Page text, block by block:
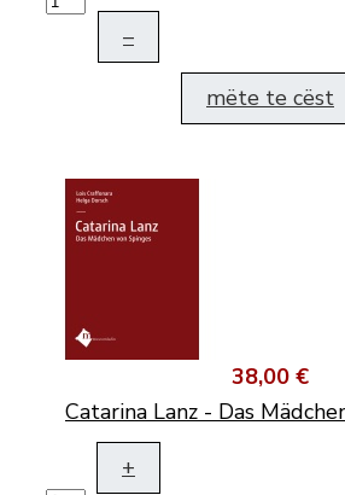
–
mëte te cëst
38,00 €
Catarina Lanz - Das
+